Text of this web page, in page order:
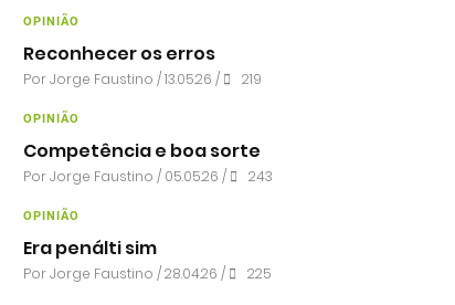
OPINIÃO
Reconhecer os erros
PorJorge Faustino / 13.05.26 / 219
OPINIÃO
Competência e boa sorte
PorJorge Faustino / 05.05.26 / 243
OPINIÃO
Era penálti sim
PorJorge Faustino / 28.04.26 / 225